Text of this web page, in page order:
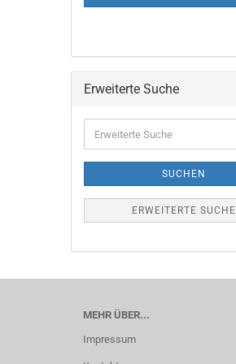
Erweiterte Suche
Suche
SUCHEN
ERWEITERTE SUCHE
MEHR ÜBER...
Impressum